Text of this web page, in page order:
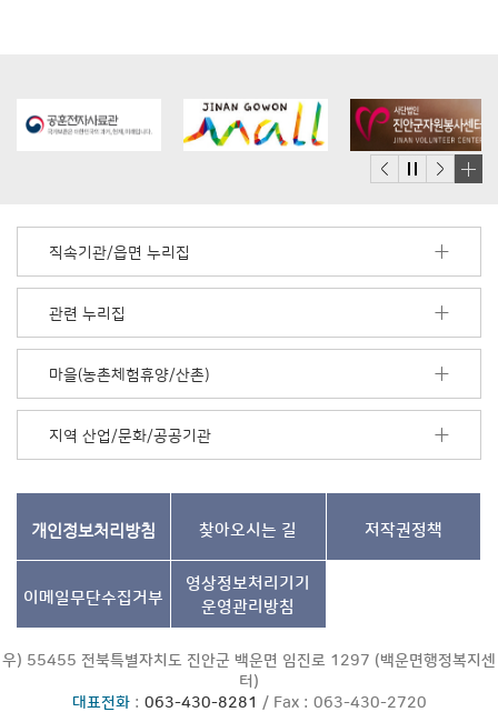
더
기
직속기관/읍면 누리집
관련 누리집
마을(농촌체험휴양/산촌)
지역 산업/문화/공공기관
개인정보처리방침 찾아오시는 길 저작권정책
이메일무단수집거부
영상정보처리기기
운영관리방침
우) 55455 전북특별자치도 진안군 백운면 임진로 1297 (백운면행정복지센
터)
대표전화: 063-430-8281 / Fax : 063-430-2720